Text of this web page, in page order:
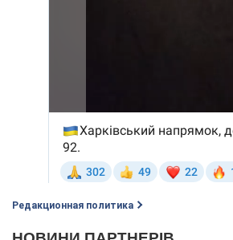
Редакционная политика